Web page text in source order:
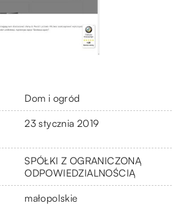
Dom i ogród
23 stycznia 2019
SPÓŁKI Z OGRANICZONĄ
ODPOWIEDZIALNOŚCIĄ
małopolskie